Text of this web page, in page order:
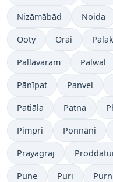
Nizāmābād Noida
Ooty Orai
Pallāvaram Palwal
Pānīpat Panvel
Patiāla Patna
Pimpri Ponnāni
Prayagraj
Pune Puri